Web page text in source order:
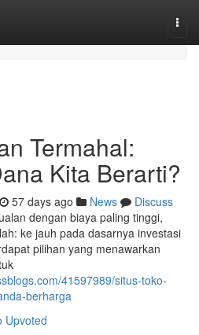
Termahal:
Kita Berarti?
57 days ago News
Discuss
dengan biaya paling tinggi,
ke jauh pada dasarnya investasi
pilihan yang menawarkan
41597989/situs-toko-
berharga
Upvoted